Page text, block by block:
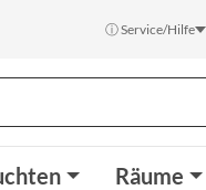
ⓘ Service/Hilfe
Räume